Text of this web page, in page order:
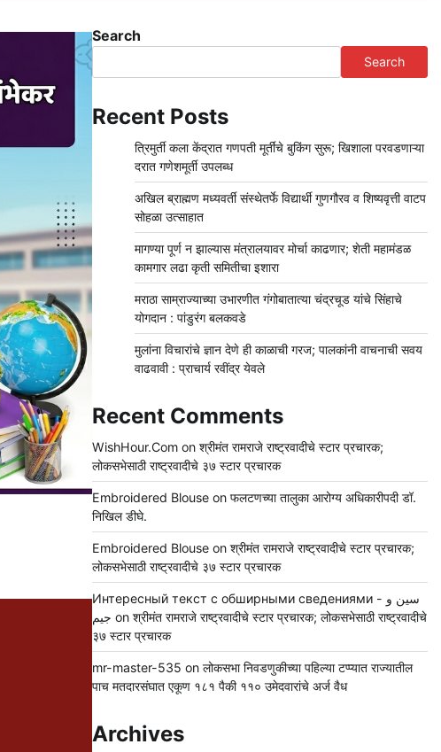
Search
Search
Recent Posts
त्रिमुर्ती कला केंद्रात गणपती मूर्तींचे बुकिंग सुरू; खिशाला परवडणाऱ्या
दरात गणेशमूर्ती उपलब्ध
अखिल ब्राह्मण मध्यवर्ती संस्थेतर्फे विद्यार्थी गुणगौरव व शिष्यवृत्ती वाटप
सोहळा उत्साहात
मागण्या पूर्ण न झाल्यास मंत्रालयावर मोर्चा काढणार; शेती महामंडळ
कामगार लढा कृती समितीचा इशारा
मराठा साम्राज्याच्या उभारणीत गंगोबातात्या चंद्रचूड यांचे सिंहाचे
योगदान : पांडुरंग बलकवडे
मुलांना विचारांचे ज्ञान देणे ही काळाची गरज; पालकांनी वाचनाची सवय
वाढवावी : प्राचार्य रवींद्र येवले
Recent Comments
WishHour.Comon श्रीमंत रामराजे राष्ट्रवादीचे स्टार प्रचारक;
लोकसभेसाठी राष्ट्रवादीचे ३७ स्टार प्रचारक
Embroidered Blouseon फलटणच्या तालुका आरोग्य अधिकारीपदी डॉ.
निखिल डीघे.
Embroidered Blouseon श्रीमंत रामराजे राष्ट्रवादीचे स्टार प्रचारक;
लोकसभेसाठी राष्ट्रवादीचे ३७ स्टार प्रचारक
Интересный текст с обширными сведениями - سين و
جيم on श्रीमंत रामराजे राष्ट्रवादीचे स्टार प्रचारक; लोकसभेसाठी राष्ट्रवादीचे
३७ स्टार प्रचारक
mr-master-535 on लोकसभा निवडणुकीच्या पहिल्या टप्प्यात राज्यातील
पाच मतदारसंघात एकूण १८१ पैकी ११० उमेदवारांचे अर्ज वैध
Archives